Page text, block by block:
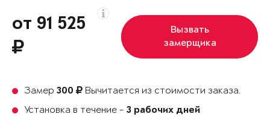
от 91 525
Вызвать
замерщика
Замер 300
Вычитается из стоимости заказа.
Установка в течение - 3 рабочих дней